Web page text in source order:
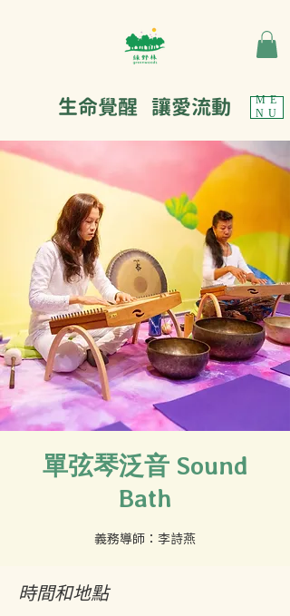
ME
NU
生命覺醒 讓愛流動
單弦琴泛音 Sound
Bath
義務導師：李詩燕
時間和地點